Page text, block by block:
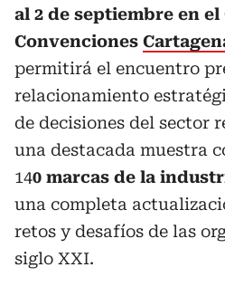
al 2 de septiembre en
Convenciones
permitirá el encuentro
relacionamiento
de decisiones del sector
una destacada muestra
140 marcas de la
una completa
retos y desafíos de las
siglo XXI.